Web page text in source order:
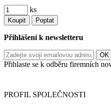
ks
Koupit Poptat
Přihlášení k newsletteru
Přihlaste se k odběru firemních
PROFIL SPOLEČNOSTI